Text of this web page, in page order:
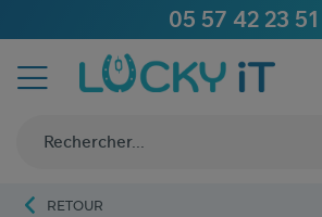
05 57 42 23 51
RETOUR